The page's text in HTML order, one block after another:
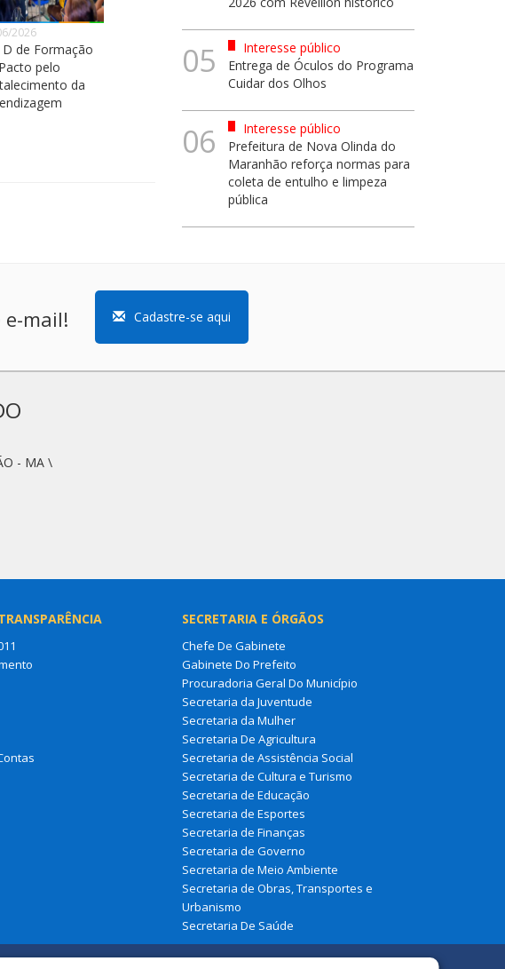
2026
D de Formação
pelo
da
05
Interesse público
Entrega de Óculos do Programa
Cuidar dos Olhos
06
Interesse público
Prefeitura de Nova Olinda do
Maranhão reforça normas para
coleta de entulho e limpeza
pública
e-mail! Cadastre-se aqui
- MA \
SECRETARIA E ÓRGÃOS
Chefe De Gabinete
Gabinete Do Prefeito
Procuradoria Geral Do Município
Secretaria da Juventude
Secretaria da Mulher
Secretaria De Agricultura
Secretaria de Assistência Social
Secretaria de Cultura e Turismo
Secretaria de Educação
Secretaria de Esportes
Secretaria de Finanças
Secretaria de Governo
Secretaria de Meio Ambiente
Secretaria de Obras, Transportes e
Urbanismo
Secretaria De Saúde